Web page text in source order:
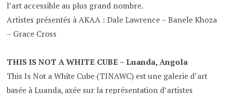
l’art accessible au plus grand nombre.
Artistes présentés à AKAA : Dale Lawrence – Banele Khoza
– Grace Cross
THIS IS NOT A WHITE CUBE – Luanda, Angola
This Is Not a White Cube (TINAWC) est une galerie d’art
basée à Luanda, axée sur la représentation d’artistes